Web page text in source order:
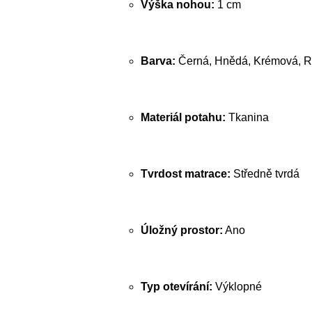
Výška nohou: 1 cm
Barva: Černá, Hnědá, Krémová,
Materiál potahu: Tkanina
Tvrdost matrace: Středně tvrdá
Úložný prostor: Ano
Typ otevírání: Výklopné